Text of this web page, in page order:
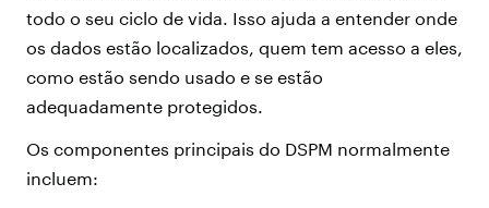
todo o seu ciclo de vida. Isso ajuda a entender onde
os dados estão localizados, quem tem acesso a eles,
como estão sendo usado e se estão
adequadamente protegidos.
Os componentes principais do DSPM normalmente
incluem: